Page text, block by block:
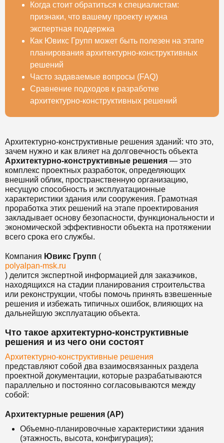
Когда стоит обратиться к специалистам:
признаки, что вашему проекту нужна
экспертная поддержка
Как Ювикс Групп может быть полезен на этапе
планирования архитектурно-конструктивных
решений
Часто задаваемые вопросы (FAQ)
Сравнение подходов к разработке
архитектурно-конструктивных решений
Архитектурно-конструктивные решения зданий: что это,
зачем нужно и как влияет на долговечность объекта
Архитектурно-конструктивные решения — это
комплекс проектных разработок, определяющих
внешний облик, пространственную организацию,
несущую способность и эксплуатационные
характеристики здания или сооружения. Грамотная
проработка этих решений на этапе проектирования
закладывает основу безопасности, функциональности и
экономической эффективности объекта на протяжении
всего срока его службы.
Компания Ювикс Групп (
polyalpan-msk.ru
) делится экспертной информацией для заказчиков,
находящихся на стадии планирования строительства
или реконструкции, чтобы помочь принять взвешенные
решения и избежать типичных ошибок, влияющих на
дальнейшую эксплуатацию объекта.
Что такое архитектурно-конструктивные
решения и из чего они состоят
Архитектурно-конструктивные решения
представляют собой два взаимосвязанных раздела
проектной документации, которые разрабатываются
параллельно и постоянно согласовываются между
собой:
Архитектурные решения (АР)
Объемно-планировочные характеристики здания
(этажность, высота, конфигурация);